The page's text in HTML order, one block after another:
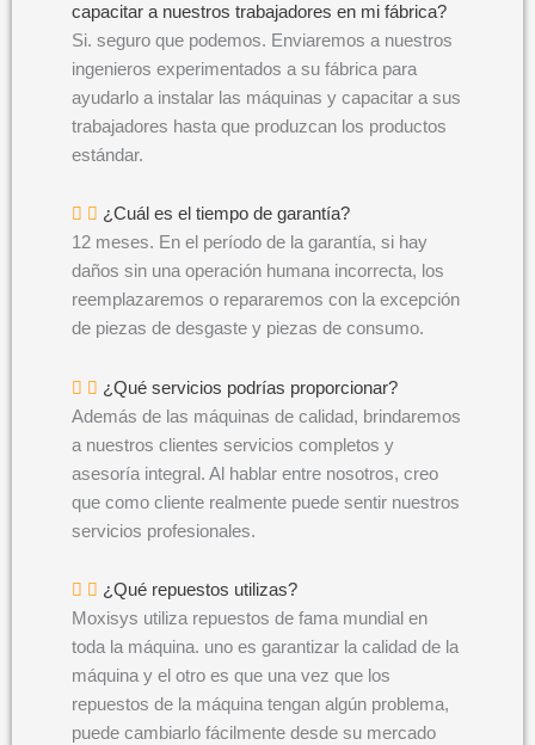
capacitar a nuestros trabajadores en mi fábrica?
Si. seguro que podemos. Enviaremos a nuestros
ingenieros experimentados a su fábrica para
ayudarlo a instalar las máquinas y capacitar a sus
trabajadores hasta que produzcan los productos
estándar.
¿Cuál es el tiempo de garantía?
12 meses. En el período de la garantía, si hay
daños sin una operación humana incorrecta, los
reemplazaremos o repararemos con la excepción
de piezas de desgaste y piezas de consumo.
¿Qué servicios podrías proporcionar?
Además de las máquinas de calidad, brindaremos
a nuestros clientes servicios completos y
asesoría integral. Al hablar entre nosotros, creo
que como cliente realmente puede sentir nuestros
servicios profesionales.
¿Qué repuestos utilizas?
Moxisys utiliza repuestos de fama mundial en
toda la máquina. uno es garantizar la calidad de la
máquina y el otro es que una vez que los
repuestos de la máquina tengan algún problema,
puede cambiarlo fácilmente desde su mercado